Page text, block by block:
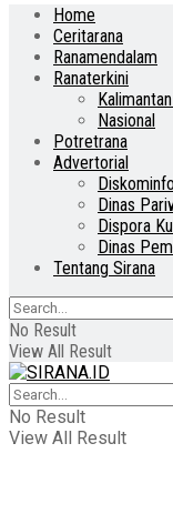
Home
Ceritarana
Ranamendalam
Ranaterkini
Nasional
Potretrana
Advertorial
Dinas
Dispora
Dinas
Tentang Sirana
No Result
View All Result
No Result
View All Result